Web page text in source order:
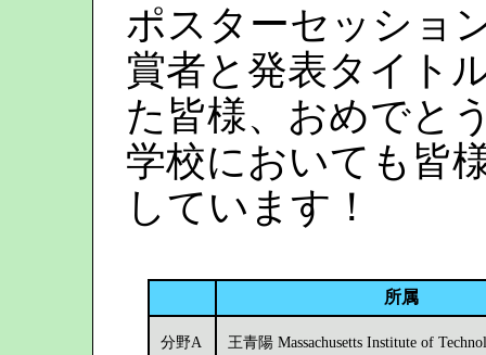
ポスターセッショ
賞者と発表タイト
た皆様、おめでと
学校においても皆
しています！
所属
分野A 王青陽 Massachusetts Institute of